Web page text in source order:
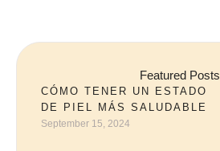
Featured Posts
CÓMO TENER UN ESTADO
DE PIEL MÁS SALUDABLE
September 15, 2024